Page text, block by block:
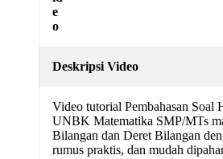
e
o
Deskripsi Video
Video tutorial Pembahasan Soal
UNBK Matematika SMP/MTs
Bilangan dan Deret Bilangan
rumus praktis, dan mudah